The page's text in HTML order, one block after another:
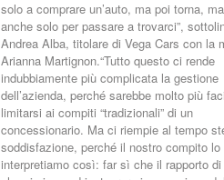
solo a comprare un’auto, ma poi torna,
anche solo per passare a trovarci”,
Andrea Alba, titolare di Vega Cars con la
Arianna Martignon.“Tutto questo ci rende
indubbiamente più complicata la gestione
dell’azienda, perché sarebbe molto più
limitarsi ai compiti “tradizionali” di un
concessionario. Ma ci riempie al tempo
soddisfazione, perché il nostro compito lo
interpretiamo così: far sì che il rapporto